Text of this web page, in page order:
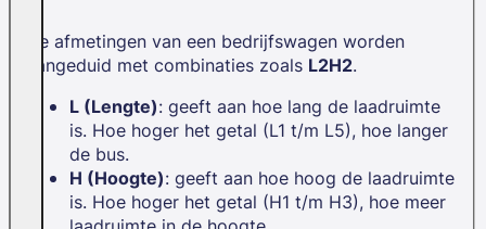
De afmetingen van een bedrijfswagen worden
aangeduid met combinaties zoals L2H2.
L (Lengte): geeft aan hoe lang de laadruimte
is. Hoe hoger het getal (L1 t/m L5), hoe langer
de bus.
H (Hoogte): geeft aan hoe hoog de laadruimte
is. Hoe hoger het getal (H1 t/m H3), hoe meer